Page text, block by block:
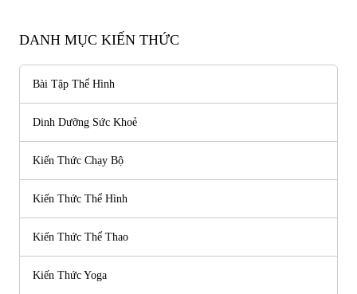
DANH MỤC KIẾN THỨC
Bài Tập Thể Hình
Dinh Dưỡng Sức Khoẻ
Kiến Thức Chạy Bộ
Kiến Thức Thể Hình
Kiến Thức Thể Thao
Kiến Thức Yoga